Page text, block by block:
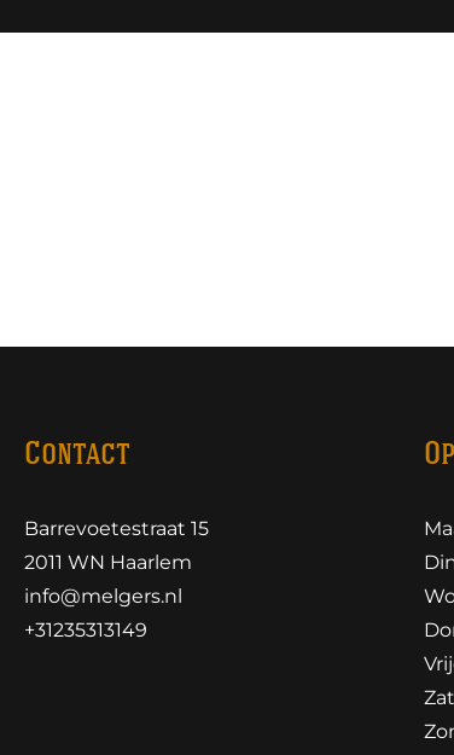
Contact
Barrevoetestraat 15
2011 WN Haarlem
info@melgers.nl
+31235313149